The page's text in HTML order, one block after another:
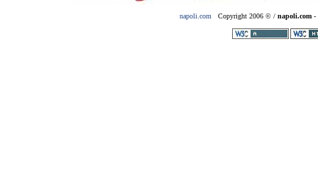
napoli.com Copyright 2006 © / napoli.com-